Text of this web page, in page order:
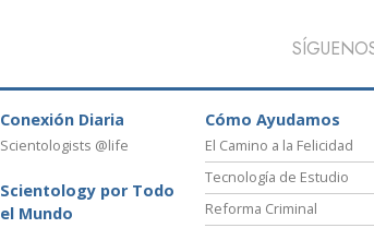
Conexión Diaria
Scientologists @life
Scientology por Todo
el Mundo
Cómo Ayudamos
El Camino a la Felicidad
Tecnología de Estudio
Reforma Criminal